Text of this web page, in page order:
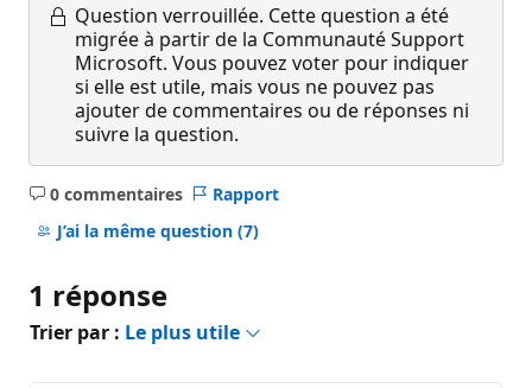
Question verrouillée. Cette question a été
migrée à partir de la Communauté Support
Microsoft. Vous pouvez voter pour indiquer
si elle est utile, mais vous ne pouvez pas
ajouter de commentaires ou de réponses ni
suivre la question.
0 commentaires
Aucun
commentaire
Rapport
J’ai la même question (7)
1 réponse
Trier par : Le plus utile